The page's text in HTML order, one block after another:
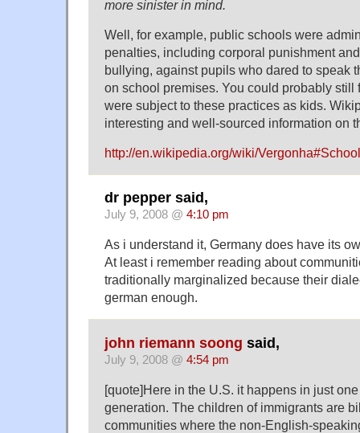
more sinister in mind.
Well, for example, public schools were
penalties, including corporal punishment
bullying, against pupils who dared to speak
on school premises. You could probably
were subject to these practices as kids.
interesting and well-sourced information on
http://en.wikipedia.org/wiki/
dr pepper said,
July 9, 2008 @ 4:10 pm
As i understand it, Germany does have its
At least i remember reading about
traditionally marginalized because their
german enough.
john riemann soong said,
July 9, 2008 @ 4:54 pm
[quote]Here in the U.S. it happens in just
generation. The children of immigrants are
communities where the non-English-